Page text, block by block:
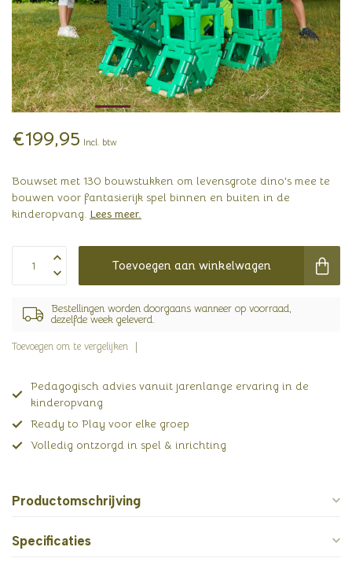
€199,95 Incl. btw
Bouwset met 130 bouwstukken om levensgrote dino's mee te
bouwen voor fantasierijk spel binnen en buiten in de
kinderopvang. Lees meer.
Toevoegen aan winkelwagen
Bestellingen worden doorgaans wanneer op voorraad,
dezelfde week geleverd.
Toevoegen om te vergelijken
Pedagogisch advies vanuit jarenlange ervaring in de
kinderopvang
Ready to Play voor elke groep
Volledig ontzorgd in spel & inrichting
Productomschrijving
Specificaties